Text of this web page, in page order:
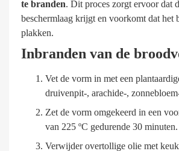
te branden. Dit proces zorgt ervoor dat
beschermlaag krijgt en voorkomt dat het
plakken.
Inbranden van de
Vet de vorm in met een
druivenpit-, arachide-,
Zet de vorm omgekeerd in een
van 225 ºC gedurende 30 minuten.
Verwijder overtollige olie met